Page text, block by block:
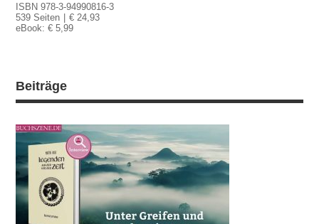
ISBN 978-3-94990816-3
539 Seiten
€ 24,93
eBook: € 5,99
Beiträge